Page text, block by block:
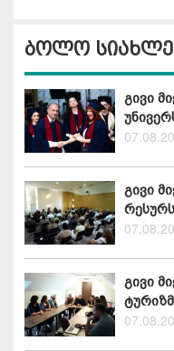
ბოლო
გივი
გივი
გივი